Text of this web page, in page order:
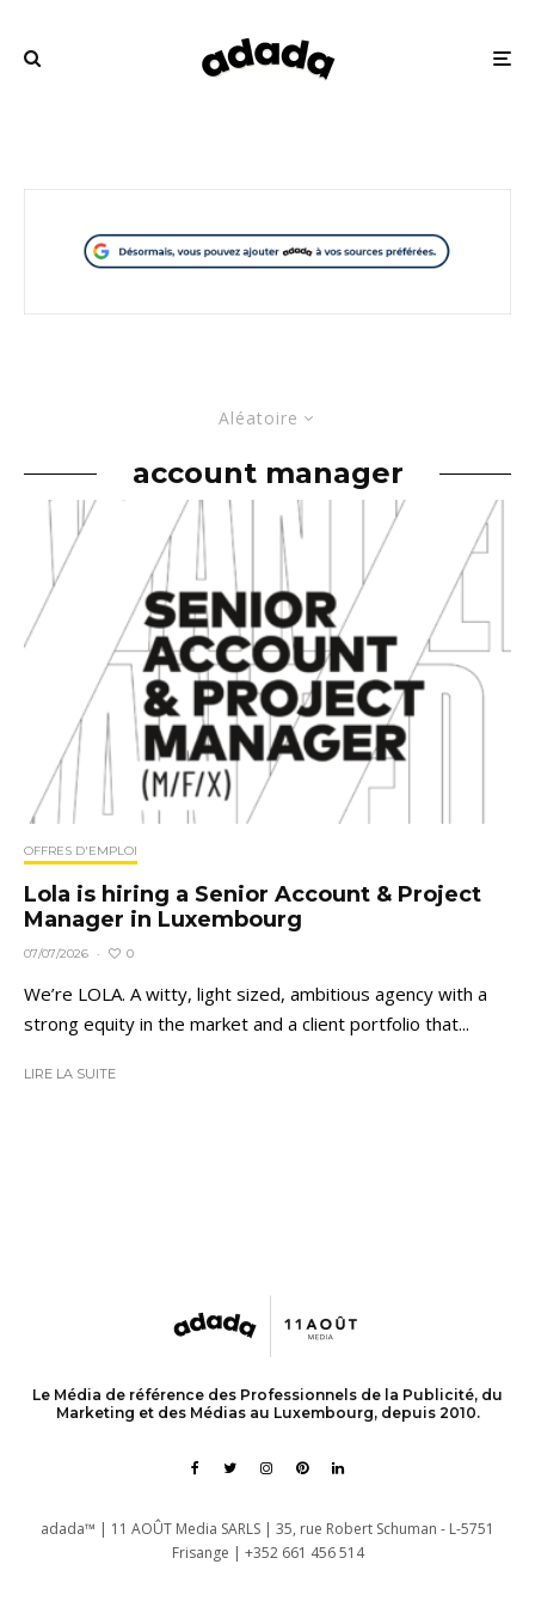
Aléatoire
account manager
OFFRES D'EMPLOI
Lola is hiring a Senior Account & Project
Manager in Luxembourg
07/07/2026 · 0
We’re LOLA. A witty, light sized, ambitious agency with a
strong equity in the market and a client portfolio that...
LIRE LA SUITE
Le Média de référence des Professionnels de la Publicité, du
Marketing et des Médias au Luxembourg, depuis 2010.
adada™ | 11 AOÛT Media SARLS | 35, rue Robert Schuman - L-5751
Frisange | +352 661 456 514